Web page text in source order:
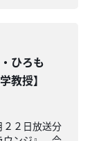
ひろも
教授】
２日放送分